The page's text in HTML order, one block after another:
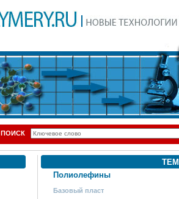
ПОИСК
Полиолефины
Базовый пласт